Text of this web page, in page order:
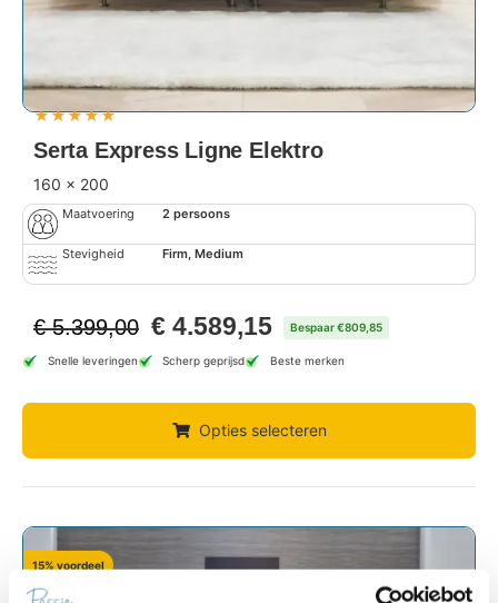
★★★★★
Serta Express Ligne Elektro
160 x 200
Maatvoering 2 persoons
Stevigheid Firm, Medium
€5.399,00 € 4.589,15 Bespaar €809,85
Snelle leveringen Scherp geprijsd Beste merken
Opties selecteren
15% voordeel